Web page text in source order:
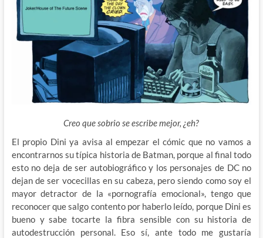
Creo que sobrio se escribe mejor, ¿eh?
El propio Dini ya avisa al empezar el cómic que no vamos a
encontrarnos su típica historia de Batman, porque al final todo
esto no deja de ser autobiográfico y los personajes de DC no
dejan de ser vocecillas en su cabeza, pero siendo como soy el
mayor detractor de la «pornografía emocional», tengo que
reconocer que salgo contento por haberlo leído, porque Dini es
bueno y sabe tocarte la fibra sensible con su historia de
autodestrucción personal. Eso sí, ante todo me gustaría